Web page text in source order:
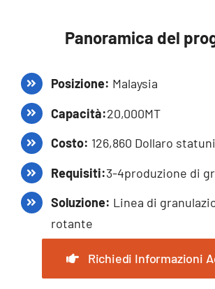
Panoramica del
Posizione: Malaysia
Capacità:20,000MT
Costo: 126,860 Dollaro
Requisiti:3-4produzione di
Soluzione: Linea di
rotante
Richiedi Informazioni